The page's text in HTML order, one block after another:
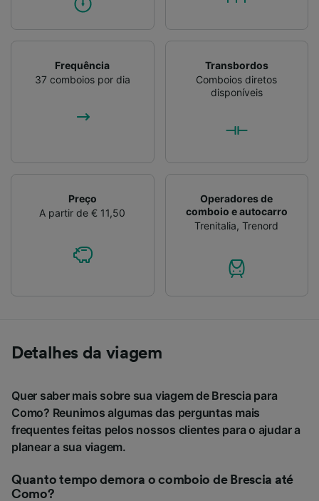
Frequência
37 comboios por dia
Transbordos
Comboios diretos
disponíveis
Preço
A partir de € 11,50
Operadores de
comboio e autocarro
Trenitalia,Trenord
Detalhes da viagem
Quer saber mais sobre sua viagem de Brescia para
Como? Reunimos algumas das perguntas mais
frequentes feitas pelos nossos clientes para o ajudar a
planear a sua viagem.
Quanto tempo demora o comboio de Brescia até
Como?